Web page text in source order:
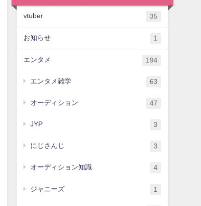
vtuber 35
お知らせ 1
エンタメ 194
エンタメ雑学 63
オーディション 47
JYP 3
にじさんじ 3
オーディション知識 4
ジャニーズ 1